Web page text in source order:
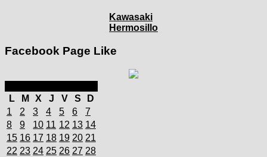
Kawasaki
Hermosillo
Facebook Page Like
L
M X J V S
D
1
2 3 4 5 6
7
8
9 10 11 12 13 14
15 16 17 18 19 20 21
22 23 24 25 26 27 28